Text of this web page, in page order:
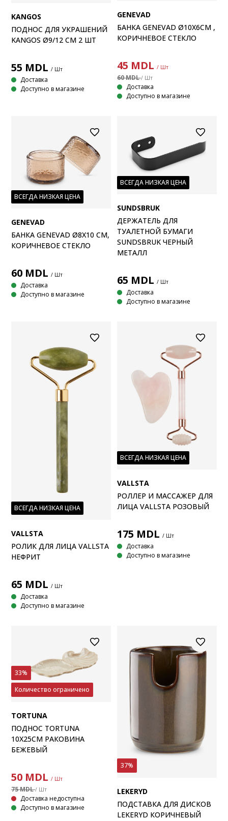
KANGOS
ПОДНОС ДЛЯ УКРАШЕНИЙ
KANGOS Ø9/12 СМ 2 ШТ
55 MDL / Шт
Доставка
Доступно в магазине
GENEVAD
БАНКА GENEVAD Ø10X6СМ ,
КОРИЧНЕВОЕ СТЕКЛО
45 MDL / Шт
60 MDL/ Шт
Доставка
Доступно в магазине
ВСЕГДА НИЗКАЯ ЦЕНА
GENEVAD
БАНКА GENEVAD Ø8X10 СМ,
КОРИЧНЕВОЕ СТЕКЛО
60 MDL / Шт
Доставка
Доступно в магазине
ВСЕГДА НИЗКАЯ ЦЕНА
SUNDSBRUK
ДЕРЖАТЕЛЬ ДЛЯ
ТУАЛЕТНОЙ БУМАГИ
SUNDSBRUK ЧЕРНЫЙ
МЕТАЛЛ
65 MDL / Шт
Доставка
Доступно в магазине
ВСЕГДА НИЗКАЯ ЦЕНА
VALLSTA
РОЛИК ДЛЯ ЛИЦА VALLSTA
НЕФРИТ
65 MDL / Шт
Доставка
Доступно в магазине
ВСЕГДА НИЗКАЯ ЦЕНА
VALLSTA
РОЛЛЕР И МАССАЖЕР ДЛЯ
ЛИЦА VALLSTA РОЗОВЫЙ
175 MDL / Шт
Доставка
Доступно в магазине
33%
Количество ограничено
TORTUNA
ПОДНОС TORTUNA
10X25СМ РАКОВИНА
БЕЖЕВЫЙ
50 MDL / Шт
75 MDL/ Шт
Доставка недоступна
Доступно в магазине
37%
LEKERYD
ПОДСТАВКА ДЛЯ ДИСКОВ
LEKERYD КОРИЧНЕВЫЙ